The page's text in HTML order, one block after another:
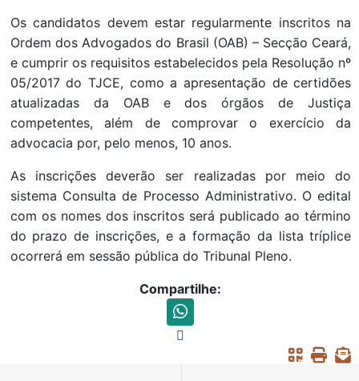
Os candidatos devem estar regularmente inscritos na
Ordem dos Advogados do Brasil (OAB) – Secção Ceará,
e cumprir os requisitos estabelecidos pela Resolução nº
05/2017 do TJCE, como a apresentação de certidões
atualizadas da OAB e dos órgãos de Justiça
competentes, além de comprovar o exercício da
advocacia por, pelo menos, 10 anos.
As inscrições deverão ser realizadas por meio do
sistema Consulta de Processo Administrativo. O edital
com os nomes dos inscritos será publicado ao término
do prazo de inscrições, e a formação da lista tríplice
ocorrerá em sessão pública do Tribunal Pleno.
Compartilhe: